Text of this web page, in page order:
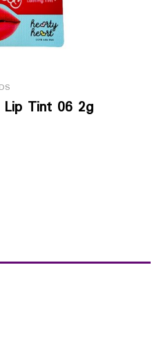
Lip Tint 06 2g